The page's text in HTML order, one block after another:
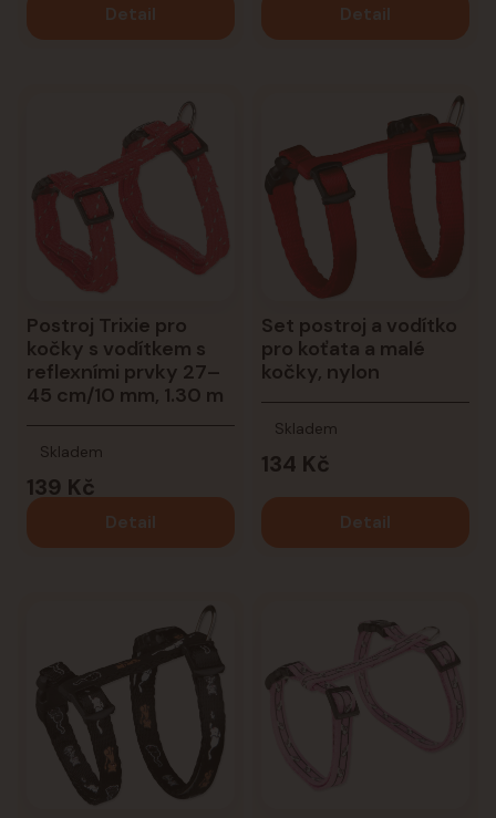
Detail Detail
Postroj Trixie pro
kočky s vodítkem s
reflexními prvky 27–
45 cm/10 mm, 1.30 m
139 Kč
Skladem
Detail
Set postroj a vodítko
pro koťata a malé
kočky, nylon
134 Kč
Skladem
Detail